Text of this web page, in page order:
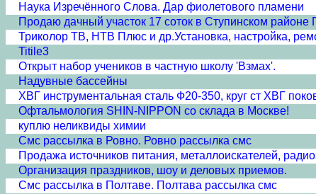
Наука Изречённого Слова. Дар фиолетового пламени
Продаю дачный участок 17 соток в Ступинском районе
Триколор ТВ, НТВ Плюс и др.Установка, настройка,
Titile3
Открыт набор учеников в частную школу 'Взмах'.
Надувные бассейны
ХВГ инструментальная сталь Ф20-350, круг ст ХВГ
Офтальмология SHIN-NIPPON со склада в Москве!
куплю неликвиды химии
Смс рассылка в Ровно. Ровно рассылка смс
Продажа источников питания, металлоискателей,
Организация праздников, шоу и деловых приемов.
Смс рассылка в Полтаве. Полтава рассылка смс